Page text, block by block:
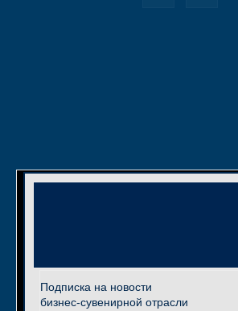
Подписка на новости
бизнес-сувенирной отрасли